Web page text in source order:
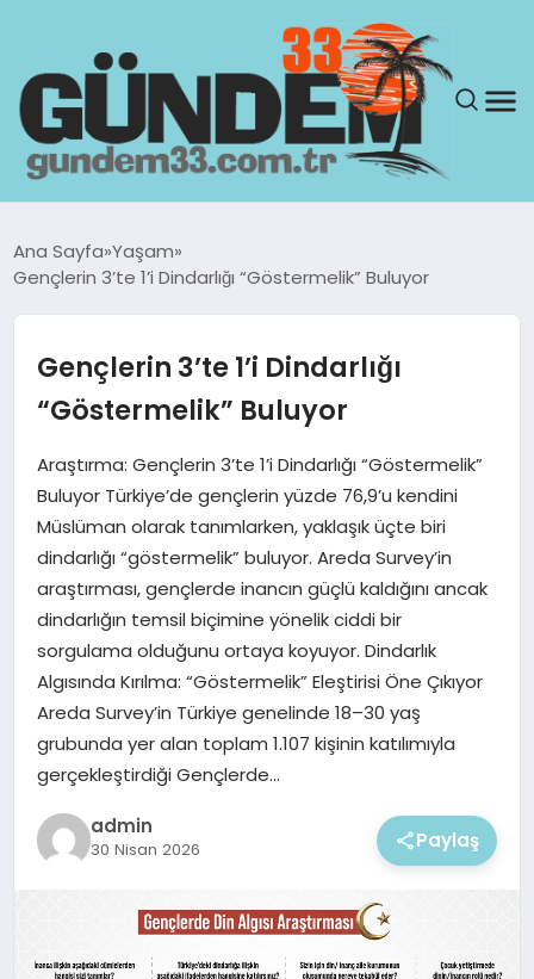
GÜNDEM
YAŞAM
SAĞLIK
TEKNOLOJI
MAGAZIN
Ana Sayfa Yaşam
Gençlerin 3’te 1’i Dindarlığı “Göstermelik” Buluyor
Gençlerin 3’te 1’i Dindarlığı
“Göstermelik” Buluyor
Araştırma: Gençlerin 3’te 1’i Dindarlığı “Göstermelik”
Buluyor Türkiye’de gençlerin yüzde 76,9’u kendini
Müslüman olarak tanımlarken, yaklaşık üçte biri
dindarlığı “göstermelik” buluyor. Areda Survey’in
araştırması, gençlerde inancın güçlü kaldığını ancak
dindarlığın temsil biçimine yönelik ciddi bir
sorgulama olduğunu ortaya koyuyor. Dindarlık
Algısında Kırılma: “Göstermelik” Eleştirisi Öne Çıkıyor
Areda Survey’in Türkiye genelinde 18–30 yaş
grubunda yer alan toplam 1.107 kişinin katılımıyla
gerçekleştirdiği Gençlerde…
admin
30 Nisan 2026 Paylaş